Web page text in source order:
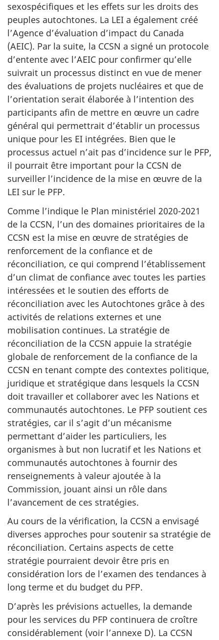
sexospécifiques et les effets sur les droits des
peuples autochtones. La LEI a également créé
l’Agence d’évaluation d’impact du Canada
(AEIC). Par la suite, la CCSN a signé un protocole
d’entente avec l’AEIC pour confirmer qu’elle
suivrait un processus distinct en vue de mener
des évaluations de projets nucléaires et que de
l’orientation serait élaborée à l’intention des
participants afin de mettre en œuvre un cadre
général qui permettrait d’établir un processus
unique pour les EI intégrées. Bien que le
processus actuel n’ait pas d’incidence sur le PFP,
il pourrait être important pour la CCSN de
surveiller l’incidence de la mise en œuvre de la
LEI sur le PFP.
Comme l’indique le Plan ministériel 2020-2021
de la CCSN, l’un des domaines prioritaires de la
CCSN est la mise en œuvre de stratégies de
renforcement de la confiance et de
réconciliation, ce qui comprend l’établissement
d’un climat de confiance avec toutes les parties
intéressées et le soutien des efforts de
réconciliation avec les Autochtones grâce à des
activités de relations externes et une
mobilisation continues. La stratégie de
réconciliation de la CCSN appuie la stratégie
globale de renforcement de la confiance de la
CCSN en tenant compte des contextes politique,
juridique et stratégique dans lesquels la CCSN
doit travailler et collaborer avec les Nations et
communautés autochtones. Le PFP soutient ces
stratégies, car il s’agit d’un mécanisme
permettant d’aider les particuliers, les
organismes à but non lucratif et les Nations et
communautés autochtones à fournir des
renseignements à valeur ajoutée à la
Commission, jouant ainsi un rôle dans
l’avancement de ces stratégies.
Au cours de la vérification, la CCSN a envisagé
diverses approches pour soutenir sa stratégie de
réconciliation. Certains aspects de cette
stratégie pourraient devoir être pris en
considération lors de l’examen des tendances à
long terme et du budget du PFP.
D’après les prévisions actuelles, la demande
pour les services du PFP continuera de croître
considérablement (voir l’annexe D). La CCSN